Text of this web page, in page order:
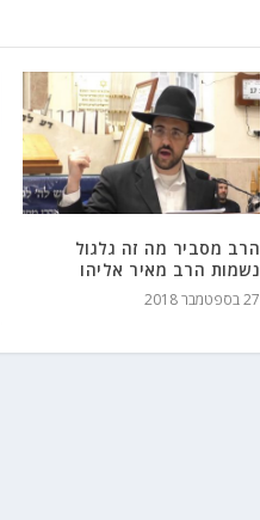
הרב מסביר מה זה גלגול
נשמות הרב מאיר אליהו
27 בספטמבר 2018